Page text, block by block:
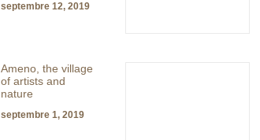
septembre 12, 2019
Ameno, the village
of artists and
nature
septembre 1, 2019